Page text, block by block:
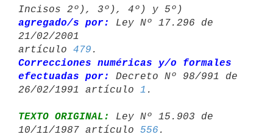
agregado/s por:
Ley Nº 17.296 de
21/02/2001
artículo 479
Correcciones numéricas y/o formales
efectuadas por:
Decreto Nº 98/991 de
26/02/1991 artículo 1
TEXTO ORIGINAL:
Ley Nº 15.903 de
10/11/1987 artículo 556